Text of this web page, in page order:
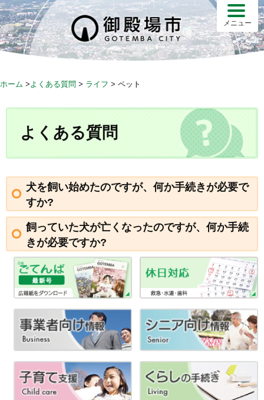
S
k
i
p
メニュー
ホーム > よくある質問 > ライフ > ペット
よくある質問
犬を飼い始めたのですが、何か手続きが必要で
すか?
飼っていた犬が亡くなったのですが、何か手続
きが必要ですか?